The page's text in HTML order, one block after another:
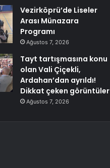
Vezirköprü’de Liseler
Arası Münazara
Programı
Ağustos 7, 2026
Tayt tartışmasına konu
olan Vali Çiçekli,
Ardahan’dan ayrıldı!
Dikkat çeken görüntüler
Ağustos 7, 2026